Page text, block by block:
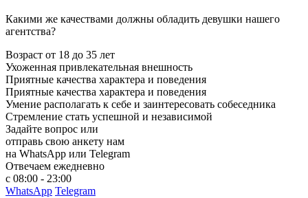
Какими же качествами должны обладить девушки нашего
агентства?
Возраст от 18 до 35 лет
Ухоженная привлекательная внешность
Приятные качества характера и поведения
Приятные качества характера и поведения
Умение располагать к себе и заинтересовать собеседника
Стремление стать успешной и независимой
Задайте вопрос или
отправь свою анкету нам
на WhatsApp или Telegram
Отвечаем ежедневно
с 08:00 - 23:00
WhatsApp Telegram